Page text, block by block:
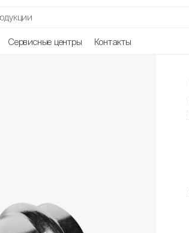
Сервисные центры Контакты